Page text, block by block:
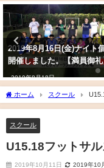
2019年8月16日(金)ナイト
開催しました。【満員御
2019年8月18日
ホーム スクール
スクール
U15.18フットサ
2019年10月11日 2019年10